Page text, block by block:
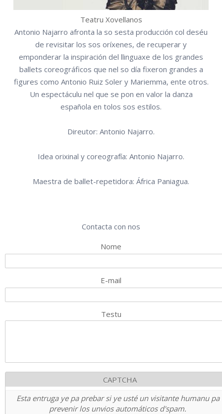
Teatru Xovellanos
Antonio Najarro afronta la so sesta producción col deséu
de revisitar los sos oríxenes, de recuperar y
emponderar la inspiración del llinguaxe de los grandes
ballets coreográficos que nel so día fixeron grandes a
figures como Antonio Ruiz Soler y Mariemma, ente otros.
Un espectáculu nel que se pon en valor la danza
española en tolos sos estilos.
Direutor: Antonio Najarro.
Idea orixinal y coreografía: Antonio Najarro.
Maestra de ballet-repetidora: África Paniagua.
Contacta con nos
Nome
E-mail
Testu
CAPTCHA
Esta entruga ye pa prebar si ye usté un visitante humanu pa
prevenir los unvios automáticos d'spam.